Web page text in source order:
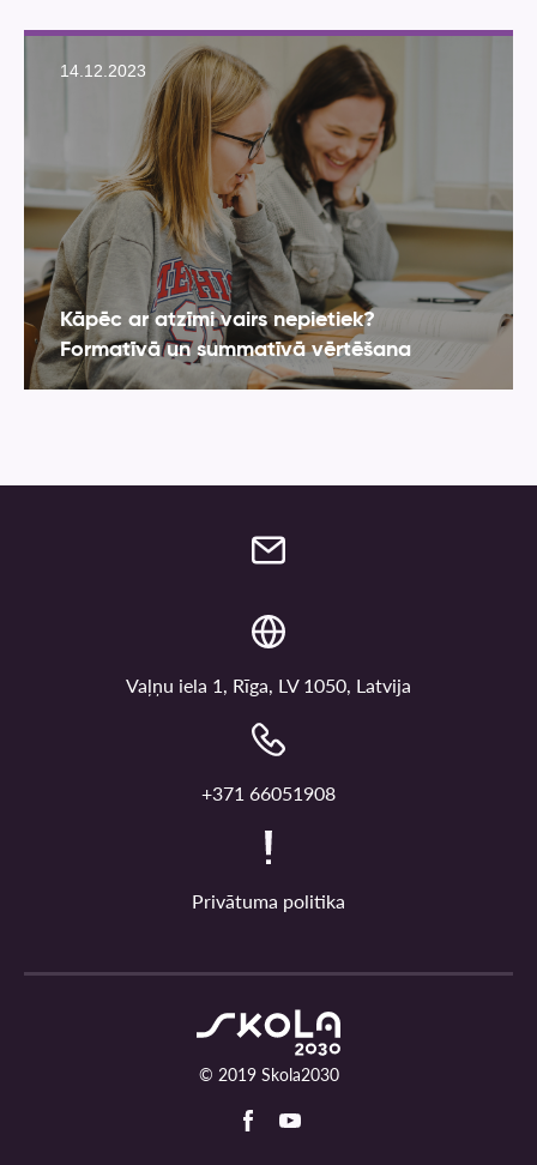
14.12.2023
Kāpēc ar atzīmi vairs nepietiek?
Formatīvā un summatīvā vērtēšana
Vaļņu iela 1, Rīga, LV 1050, Latvija
+371 66051908
Privātuma politika
© 2019 Skola2030